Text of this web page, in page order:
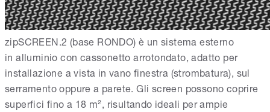
zipSCREEN.2 (base RONDO) è un sistema esterno
in alluminio con cassonetto arrotondato, adatto per
installazione a vista in vano finestra (strombatura), sul
serramento oppure a parete. Gli screen possono coprire
superfici fino a 18 m², risultando ideali per ampie